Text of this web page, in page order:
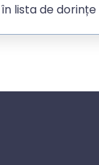
lista de dorințe